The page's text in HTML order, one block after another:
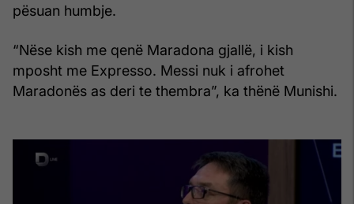
pësuan humbje.
“Nëse kish me qenë Maradona gjallë, i kish
mposht me Expresso. Messi nuk i afrohet
Maradonës as deri te thembra”, ka thënë Munishi.